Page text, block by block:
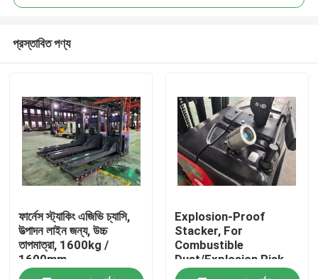
প্রস্তাবিত পণ্য
ফার্নেস স্ট্যাকিং এজিভি চ্যাসি,
উত্পাদন লাইন জন্য, উচ্চ
তাপমাত্রা, 1600kg /
1600mm
Explosion-Proof
Stacker, For
Combustible
Dust/Explosion Risk
Environment